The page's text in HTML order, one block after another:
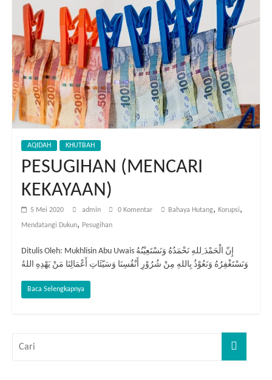
AQIDAH KHUTBAH
PESUGIHAN (MENCARI
KEKAYAAN)
5 Mei 2020 admin 0 Komentar Bahaya Hutang, Korupsi,
Mendatangi Dukun, Pesugihan
Ditulis Oleh: Mukhlisin Abu Uwais إِنّ الْحَمْدَ ِللهِ نَحْمَدُهُ وَنَسْتَعِيْنُهُ
وَنَسْتَغْفِرُهُ وَنَعُوْذُ بِاللهِ مِنْ شُرُوْرِ أَنْفُسِنَا وَسَيّئَاتِ أَعْمَالِنَا مَنْ يَهْدِهِ اللهُ
Baca Selengkapnya